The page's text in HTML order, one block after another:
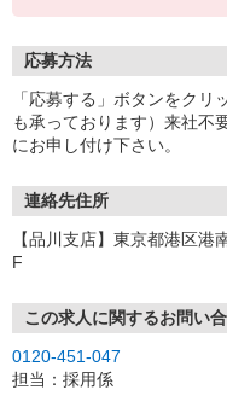
応募方法
「応募する」ボタンをク
も承っております）来社不
にお申し付け下さい。
連絡先住所
【品川支店】東京都港区
F
この求人に関するお問い
0120-451-047
担当：採用係